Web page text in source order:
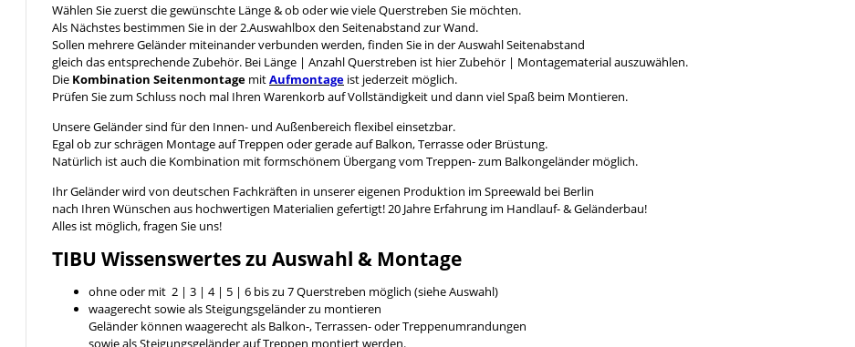
Wählen Sie zuerst die gewünschte Länge & ob oder wie viele Querstreben Sie möchten.
Als Nächstes bestimmen Sie in der 2.Auswahlbox den Seitenabstand zur Wand.
Sollen mehrere Geländer miteinander verbunden werden, finden Sie in der Auswahl Seitenabstand
gleich das entsprechende Zubehör. Bei Länge | Anzahl Querstreben ist hier Zubehör | Montagematerial auszuwählen.
Die Kombination Seitenmontage mitAufmontage ist jederzeit möglich.
Prüfen Sie zum Schluss noch mal Ihren Warenkorb auf Vollständigkeit und dann viel Spaß beim Montieren.
Unsere Geländer sind für den Innen- und Außenbereich flexibel einsetzbar.
Egal ob zur schrägen Montage auf Treppen oder gerade auf Balkon, Terrasse oder Brüstung.
Natürlich ist auch die Kombination mit formschönem Übergang vom Treppen- zum Balkongeländer möglich.
Ihr Geländer wird von deutschen Fachkräften in unserer eigenen Produktion im Spreewald bei Berlin
nach Ihren Wünschen aus hochwertigen Materialien gefertigt! 20 Jahre Erfahrung im Handlauf- & Geländerbau!
Alles ist möglich, fragen Sie uns!
TIBU Wissenswerteszu Auswahl & Montage
ohne oder mit 2 | 3 | 4 | 5 | 6 bis zu 7 Querstreben möglich (siehe Auswahl)
waagerecht sowie als Steigungsgeländer zu montieren
Geländer können waagerecht als Balkon-, Terrassen- oder Treppenumrandungen
sowie als Steigungsgeländer auf Treppen montiert werden.